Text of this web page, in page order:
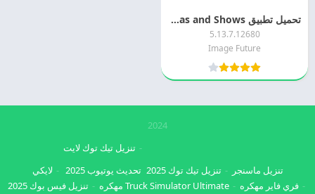
تحميل تطبيق WeTV – Dramas and Shows اخر اصدار
5.13.7.12680
Image Future
2024
تنزيل ماسنجر تنزيل تيك توك 2025
تنزيل تيك توك لايت
تحديث يوتيوب 2025
لايكي
فري فاير مهكره
Truck Simulator Ultimate مهكره
تنزيل فيس بوك 2025